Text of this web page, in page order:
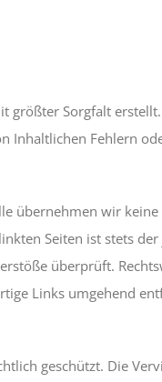
größter Sorgfalt
Inhaltlichen Fehlern
übernehmen wir
Seiten ist stets
überprüft.
Links umgehend
geschützt. Die